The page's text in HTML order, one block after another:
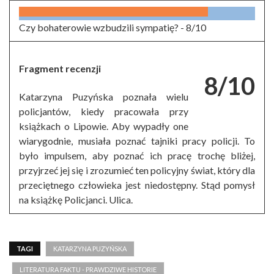
Czy bohaterowie wzbudzili sympatię? - 8/10
8/10
Fragment recenzji
Katarzyna Puzyńska poznała wielu
policjantów, kiedy pracowała przy
książkach o Lipowie. Aby wypadły one
wiarygodnie, musiała poznać tajniki pracy policji. To
było impulsem, aby poznać ich pracę trochę bliżej,
przyjrzeć jej się i zrozumieć ten policyjny świat, który dla
przeciętnego człowieka jest niedostępny. Stąd pomysł
na książkę Policjanci. Ulica.
TAGI KATARZYNA PUZYŃSKA
LITERATURA FAKTU - PRAWDZIWE HISTORIE